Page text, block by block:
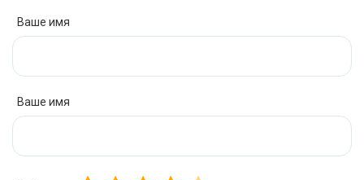
Ваше имя
Ваше имя